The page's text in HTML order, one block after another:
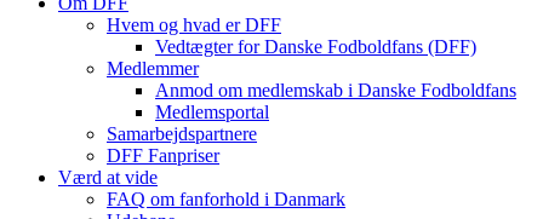
Hvem og hvad er DFF
Vedtægter for Danske Fodboldfans (DFF)
Medlemmer
Anmod om medlemskab i Danske Fodboldfans
Medlemsportal
Samarbejdspartnere
DFF Fanpriser
Værd at vide
FAQ om fanforhold i Danmark